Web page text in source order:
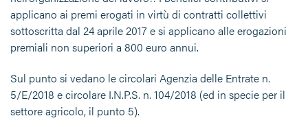
applicano ai premi erogati in virtù di contratti collettivi
sottoscritta dal 24 aprile 2017 e si applicano alle erogazioni
premiali non superiori a 800 euro annui.
Sul punto si vedano le circolari Agenzia delle Entrate n.
5/E/2018 e circolare I.N.P.S. n. 104/2018 (ed in specie per il
settore agricolo, il punto 5).